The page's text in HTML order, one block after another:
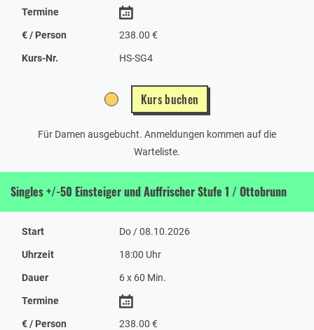
Termine
€ / Person 238.00 €
Kurs-Nr. HS-SG4
Kurs buchen
Für Damen ausgebucht. Anmeldungen kommen auf die
Warteliste.
Singles +/-50 Einsteiger und Auffrischer Stufe 1 / Ottobrunn
Start Do / 08.10.2026
Uhrzeit 18:00 Uhr
Dauer 6 x 60 Min.
Termine
€ / Person 238.00 €